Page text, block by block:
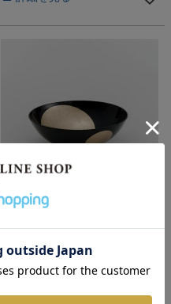
ドット ラウンドボウル墨L-
original-
22,000 税込